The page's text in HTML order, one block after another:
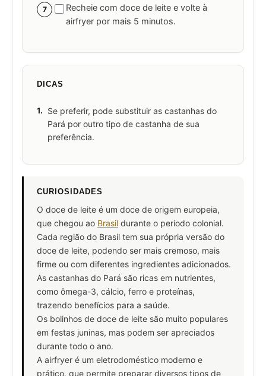
7
Recheie com doce de leite e volte à
airfryer por mais 5 minutos.
DICAS
1.
Se preferir, pode substituir as castanhas do
Pará por outro tipo de castanha de sua
preferência.
CURIOSIDADES
O doce de leite é um doce de origem europeia,
que chegou ao Brasil durante o período colonial.
Cada região do Brasil tem sua própria versão do
doce de leite, podendo ser mais cremoso, mais
firme ou com diferentes ingredientes adicionados.
As castanhas do Pará são ricas em nutrientes,
como ômega-3, cálcio, ferro e proteínas,
trazendo benefícios para a saúde.
Os bolinhos de doce de leite são muito populares
em festas juninas, mas podem ser apreciados
durante todo o ano.
A airfryer é um eletrodoméstico moderno e
prático, que permite preparar diversos tipos de